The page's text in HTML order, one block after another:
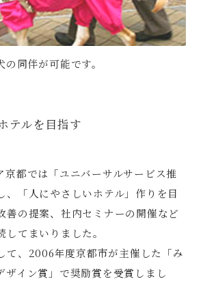
同伴が可能です。
テルを目指す
京都では「ユニバーサルサービス推
、「人にやさしいホテル」作りを目
善の提案、社内セミナーの開催など
てまいりました。
て、2006年度京都市が主催した「み
ザイン賞」で奨励賞を受賞しまし